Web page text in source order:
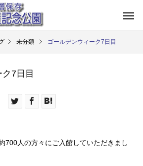
未分類 ゴールデンウィーク7日目
7日目
700人の方々にご入館していただきまし